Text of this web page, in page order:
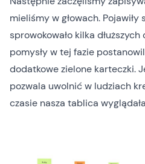
mieliśmy w głowach.
sprowokowało kilka
pomysły w tej fazie
dodatkowe zielone karteczki.
pozwala uwolnić w ludziach
czasie nasza tablica